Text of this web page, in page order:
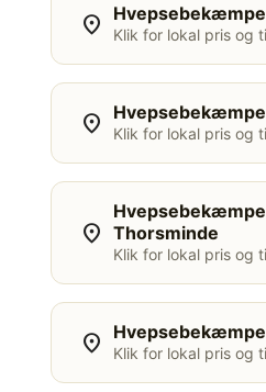
location_on Klik for lokal pris og
location_on Klik for lokal pris og
location_on Thorsminde
Klik for lokal pris og
location_on Klik for lokal pris og